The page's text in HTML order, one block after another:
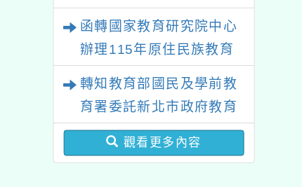
函轉國家教育研究院中心
辦理115年原住民族教育
育國際趨勢與發展」
轉知教育部國民及學前教
育署委託新北市政府教育
局辦理「115年度教師專
業成長研習實施計畫－夢
觀看更多內容